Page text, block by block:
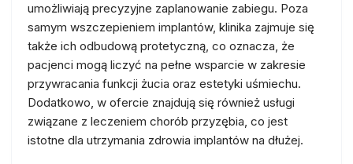
umożliwiają precyzyjne zaplanowanie zabiegu. Poza
samym wszczepieniem implantów, klinika zajmuje się
także ich odbudową protetyczną, co oznacza, że
pacjenci mogą liczyć na pełne wsparcie w zakresie
przywracania funkcji żucia oraz estetyki uśmiechu.
Dodatkowo, w ofercie znajdują się również usługi
związane z leczeniem chorób przyzębia, co jest
istotne dla utrzymania zdrowia implantów na dłużej.